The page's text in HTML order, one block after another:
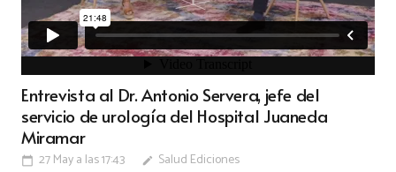
Entrevista al Dr. Antonio Servera, jefe del
servicio de urología del Hospital Juaneda
Miramar
calendar_today 27 May a las 17:43 edit Salud Ediciones